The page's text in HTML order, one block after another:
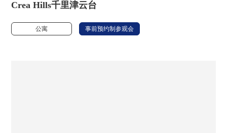
Crea Hills千里津云台
公寓 事前预约制参观会